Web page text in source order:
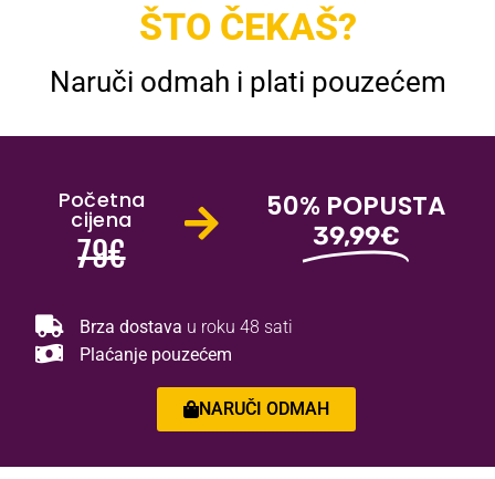
ŠTO ČEKAŠ?
Naruči odmah i plati pouzećem
Početna
cijena
79€
50% POPUSTA
39,99€
Brza dostava u roku 48 sati
Plaćanje pouzećem
NARUČI ODMAH